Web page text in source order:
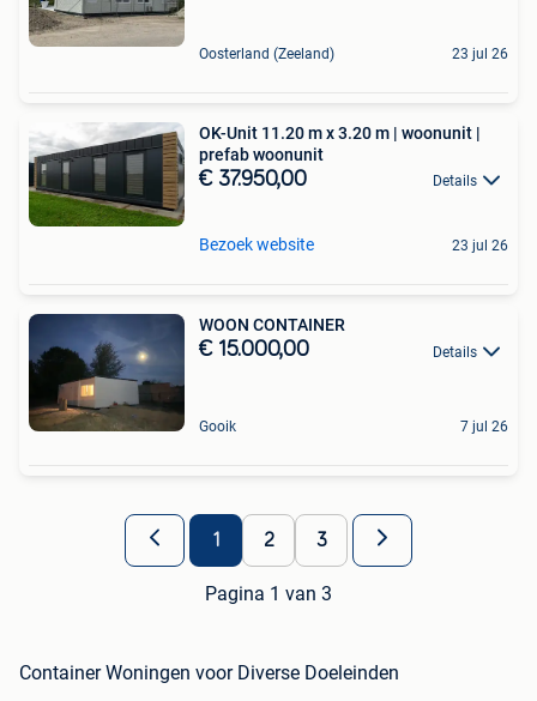
Oosterland (Zeeland) 23 jul 26
OK-Unit 11.20 m x 3.20 m | woonunit |
prefab woonunit
€ 37.950,00 Details
Bezoek website 23 jul 26
WOON CONTAINER
€ 15.000,00 Details
Gooik 7 jul 26
1 2 3
Pagina 1 van 3
Container Woningen voor Diverse Doeleinden